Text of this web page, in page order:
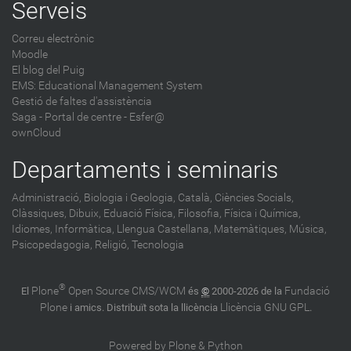
Serveis
Correu electrònic
Moodle
El blog del Puig
EMS: Educational Management System
Gestió de faltes d'assistència
Saga - Portal de centre - Esfer@
ownCloud
Departaments i seminaris
Administració, Biologia i Geologia, Català, Ciències Socials,
Clàssiques, Dibuix, Eduació Física, Filosofia, Física i Química,
Idiomes, Informàtica, Llengua Castellana, Matemàtiques, Música,
Psicopedagogia, Religió, Tecnologia
El Plone® Open Source CMS/WCM és © 2000-2026 de la Fundació
Plonei amics. Distribuït sota la llicència Llicència GNU GPL.
Powered by Plone & Python